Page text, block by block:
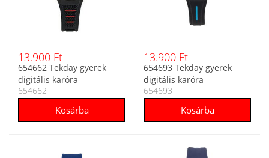
13.900 Ft
654662 Tekday gyerek
digitális karóra
654662
13.900 Ft
654693 Tekday gyerek
digitális karóra
654693